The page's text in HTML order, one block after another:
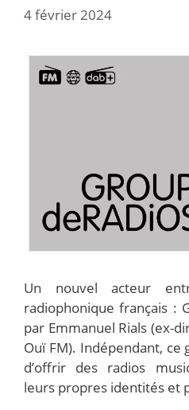
4 février 2024
Un nouvel acteur
radiophonique français :
par Emmanuel Rials (ex-
Ouï FM). Indépendant,
d’offrir des radios
leurs propres identités et